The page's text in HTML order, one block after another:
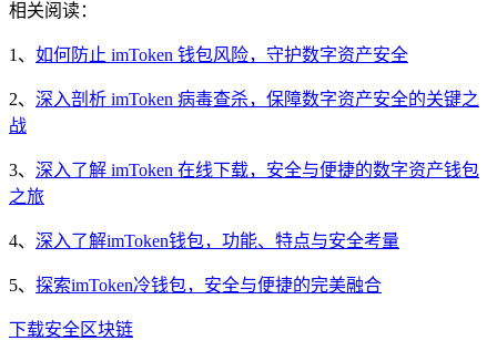
相关阅读：
1、 如何防止 imToken 钱包风险，守护数字资产安全
2、 深入剖析 imToken 病毒查杀，保障数字资产安全的关键之
战
3、 深入了解 imToken 在线下载，安全与便捷的数字资产钱包
之旅
4、 深入了解imToken钱包，功能、特点与安全考量
5、 探索imToken冷钱包，安全与便捷的完美融合
下载安全区块链